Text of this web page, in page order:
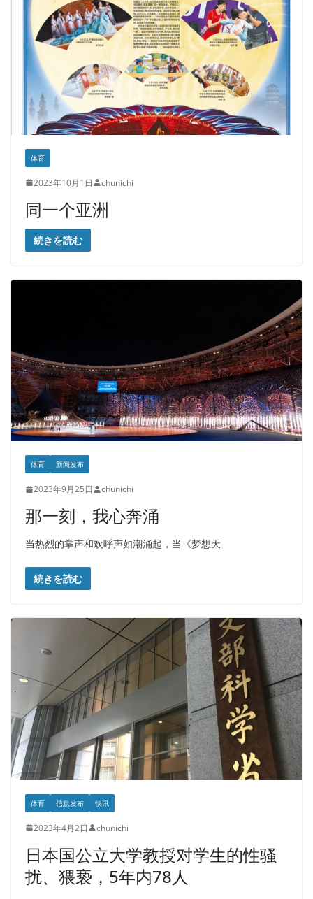
体育
2023年10月1日 chunichi
同一个亚洲
続きを読む
体育 新闻发布
2023年9月25日 chunichi
那一刻，我心奔涌
当热烈的掌声和欢呼声如潮涌起，当《梦想天
続きを読む
体育 信息发布 快讯
2023年4月2日 chunichi
日本国公立大学教授对学生的性骚
扰、猥亵，5年内78人